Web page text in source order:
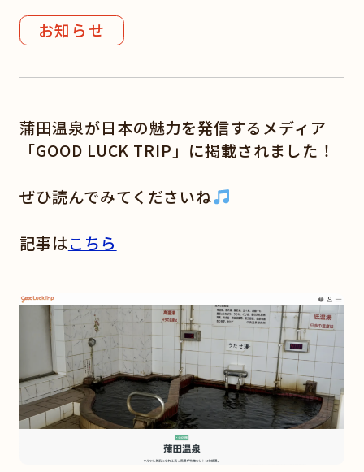
お知らせ
蒲田温泉が日本の魅力を発信するメディア
「GOOD LUCK TRIP」に掲載されました！
ぜひ読んでみてくださいね
記事はこちら